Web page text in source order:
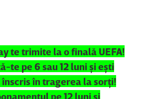
te trimite la o finală UEFA!
te pe 6 sau 12 luni şi eşti
în tragerea la sorţi!
pe 12 luni şi